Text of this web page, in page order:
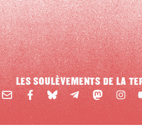
Email FacebookBlueSky Mastodon
LES SOULÈVEMENTS DE LA